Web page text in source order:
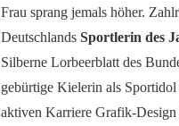
Frau sprang jemals höher.
Deutschlands Sportlerin des
Silberne Lorbeerblatt des
gebürtige Kielerin als
aktiven Karriere Grafik-